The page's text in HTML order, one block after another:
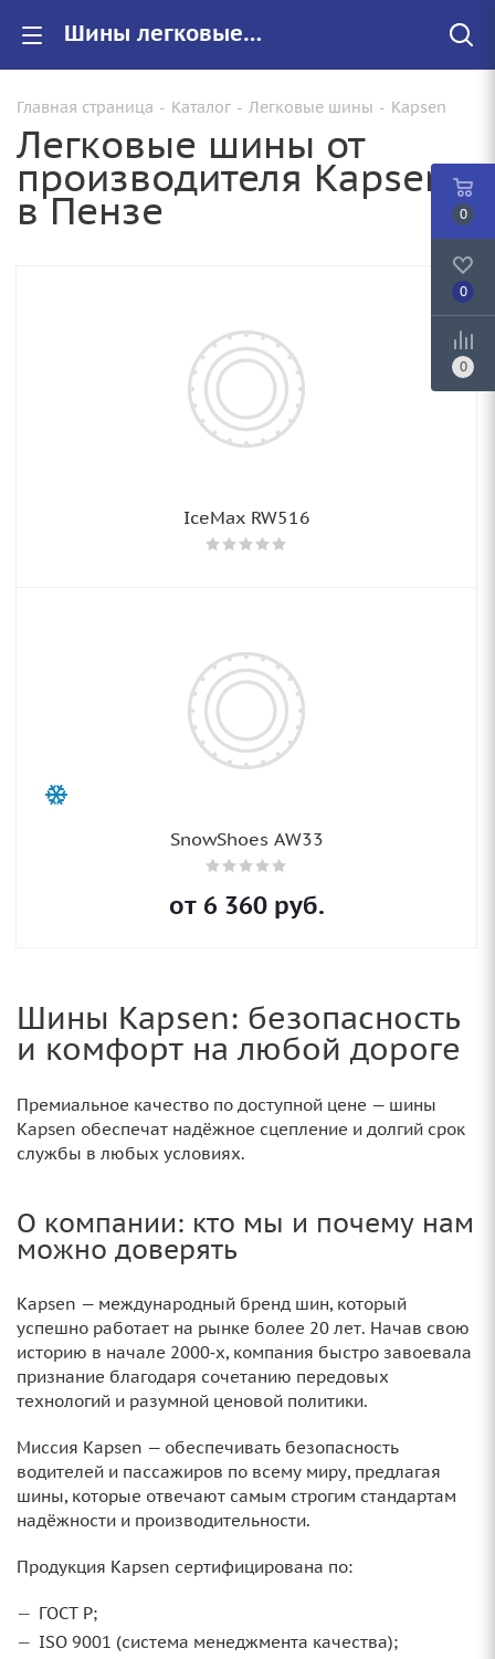
Шины легковые Kapsen купить в Пензе, цены на резину Kapsen для авто
Главная страница - Каталог - Легковые шины - Kapsen
Легковые шины от
производителя Kapsen
в Пензе
IceMax RW516
SnowShoes AW33
от 6 360руб.
Шины Kapsen: безопасность
и комфорт на любой дороге
Премиальное качество по доступной цене — шины
Kapsen обеспечат надёжное сцепление и долгий срок
службы в любых условиях.
О компании: кто мы и почему нам
можно доверять
Kapsen — международный бренд шин, который
успешно работает на рынке более 20 лет. Начав свою
историю в начале 2000‑х, компания быстро завоевала
признание благодаря сочетанию передовых
технологий и разумной ценовой политики.
Миссия Kapsen — обеспечивать безопасность
водителей и пассажиров по всему миру, предлагая
шины, которые отвечают самым строгим стандартам
надёжности и производительности.
Продукция Kapsen сертифицирована по:
ГОСТ Р;
ISO 9001 (система менеджмента качества);
0
0
0